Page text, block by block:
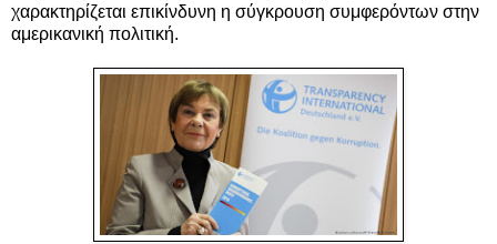
χαρακτηρίζεται επικίνδυνη η σύγκρουση συμφερόντων στην
αμερικανική πολιτική.